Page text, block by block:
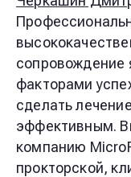
факторами
сделать
эффективным.
компанию
прокторской,